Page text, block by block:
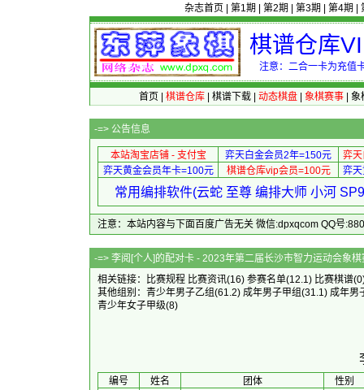
杂志首页 第1期 第2期 第3期 第4期
棋谱仓库
注意：二合一卡为充值
首页 棋谱仓库| 棋谱下载| 动态棋盘| 象棋赛事| 象
-=> 公告信息
本站淘宝店铺 - 支付宝 弈天白金会员2年=150元
弈
弈天黄金会员年卡=100元
棋谱仓库vip会员=100元 弈
常用编排软件(云蛇 至尊 编排大师 小河
注意：本站内容与下面百度广告无关 微信:dpxqcom QQ号
-=> 李阅[个人]的配对卡 - 2023年第二届长沙市
相关链接：
比赛规程 比赛资讯(16) 参赛名单(12.1) 比赛棋谱
其他组别： 青少年男子乙组(61.2) 成年男子甲组(31.1) 成年男
青少年女子甲级(8)
编号 姓名 团体
性别